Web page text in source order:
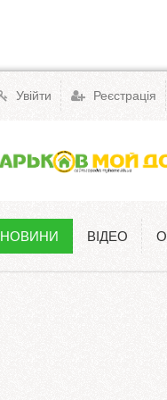
Увійти Реєстрація
Новини
НОВИНИ ВІДЕО